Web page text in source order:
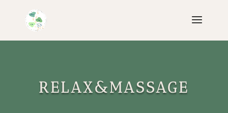
RELAX&MASSAGE